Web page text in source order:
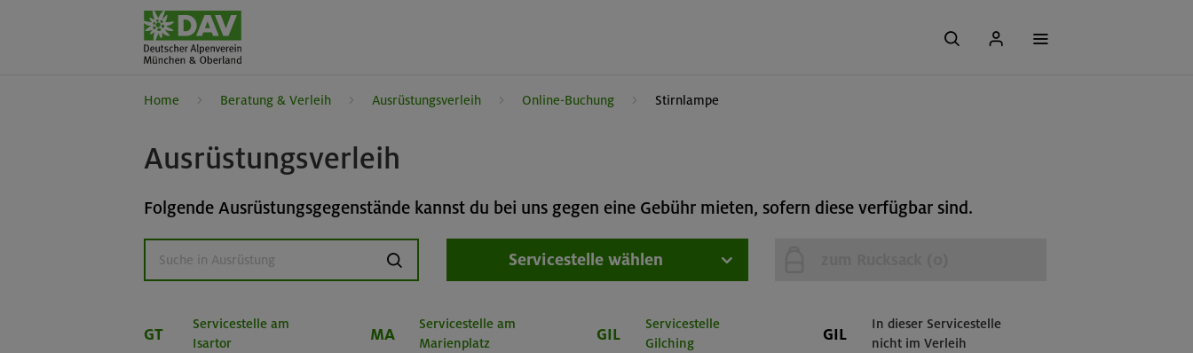
Home Beratung & Verleih Ausrüstungsverleih Online-Buchung Stirnlampe
Ausrüstungsverleih
Folgende Ausrüstungsgegenstände kannst du bei uns gegen eine Gebühr mieten, sofern diese verfügbar sind.
suchen Servicestelle wählen
GT
Servicestelle am
Isartor
MA
Servicestelle am
Marienplatz
GIL
Servicestelle
Gilching
GIL
In dieser Servicestelle
nicht im Verleih